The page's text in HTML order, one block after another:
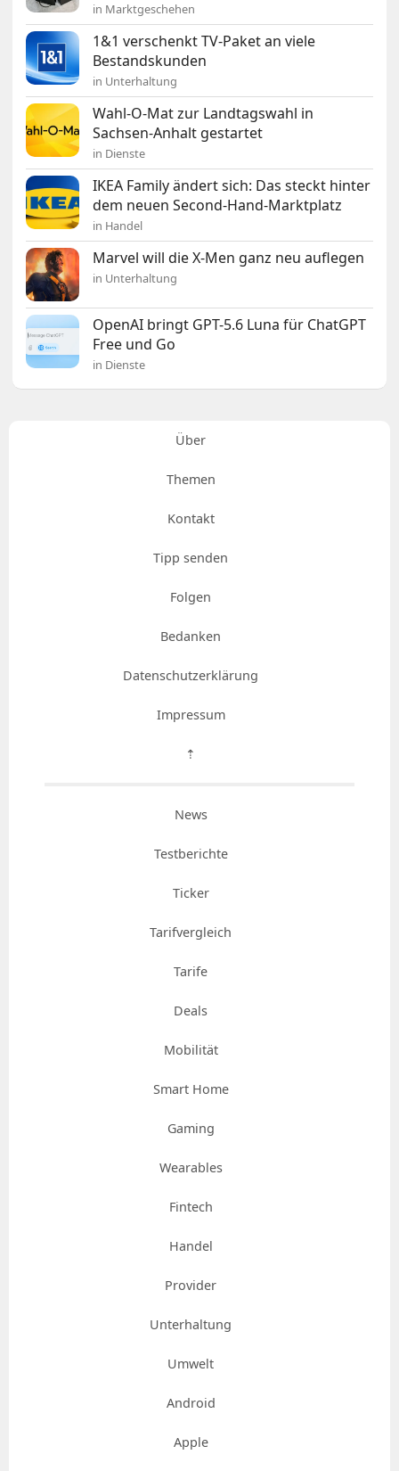
in Marktgeschehen
1&1 verschenkt TV-Paket an viele
Bestandskunden
in Unterhaltung
Wahl-O-Mat zur Landtagswahl in
Sachsen-Anhalt gestartet
in Dienste
IKEA Family ändert sich: Das steckt hinter
dem neuen Second-Hand-Marktplatz
in Handel
Marvel will die X-Men ganz neu auflegen
in Unterhaltung
OpenAI bringt GPT-5.6 Luna für ChatGPT
Free und Go
in Dienste
Über
Themen
Kontakt
Tipp senden
Folgen
Bedanken
Datenschutzerklärung
Impressum
⇡
News
Testberichte
Ticker
Tarifvergleich
Tarife
Deals
Mobilität
Smart Home
Gaming
Wearables
Fintech
Handel
Provider
Unterhaltung
Umwelt
Android
Apple